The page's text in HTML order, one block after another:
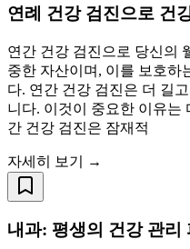
연례 건강 검진으로 건
연간 건강 검진으로 당신의
중한 자산이며, 이를 보호하
다. 연간 건강 검진은 더 길
니다. 이것이 중요한 이유는
간 건강 검진은 잠재적
자세히 보기 →
내과: 평생의 건강 관리